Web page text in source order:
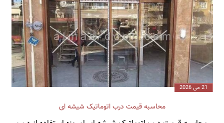
21 می 2026
محاسبه قیمت درب اتوماتیک شیشه ‌ای